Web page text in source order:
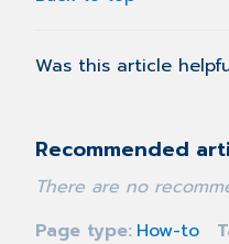
Was this article
Recommended
There are no
Page type How-to